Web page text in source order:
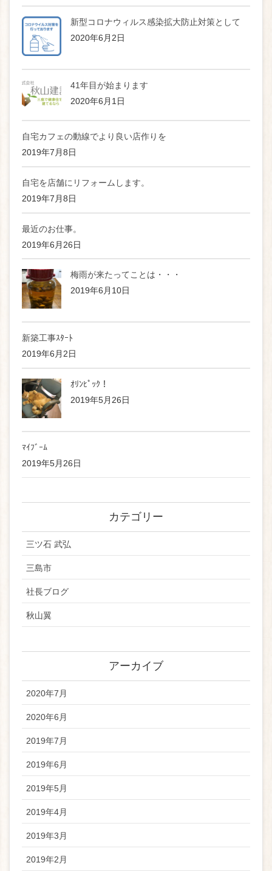
新型コロナウィルス感染拡大防止対策として
2020年6月2日
41年目が始まります
2020年6月1日
自宅カフェの動線でより良い店作りを
2019年7月8日
自宅を店舗にリフォームします。
2019年7月8日
最近のお仕事。
2019年6月26日
梅雨が来たってことは・・・
2019年6月10日
新築工事ｽﾀｰﾄ
2019年6月2日
ｵﾘﾝﾋﾟｯｸ！
2019年5月26日
ﾏｲﾌﾞｰﾑ
2019年5月26日
カテゴリー
三ツ石 武弘
三島市
社長ブログ
秋山翼
アーカイブ
2020年7月
2020年6月
2019年7月
2019年6月
2019年5月
2019年4月
2019年3月
2019年2月